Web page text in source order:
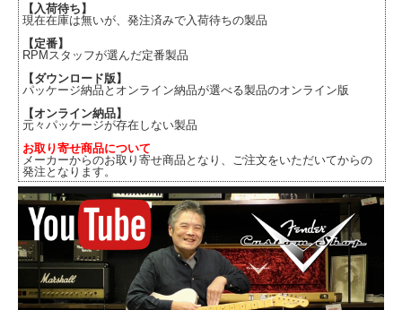
【入荷待ち】
現在在庫は無いが、発注済みで入荷待ちの製品
【定番】
RPMスタッフが選んだ定番製品
【ダウンロード版】
パッケージ納品とオンライン納品が選べる製品のオンライン版
【オンライン納品】
元々パッケージが存在しない製品
お取り寄せ商品について
メーカーからのお取り寄せ商品となり、ご注文をいただいてからの
発注となります。